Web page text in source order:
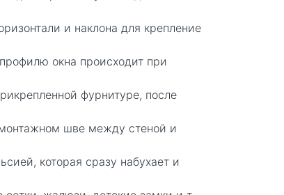
и наклона для крепление
окна происходит при
фурнитуре, после
шве между стеной и
которая сразу набухает и